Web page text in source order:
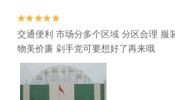


交通便利 市场分多个区域 分区合理 服
物美价廉 剁手党可要想好了再来哦